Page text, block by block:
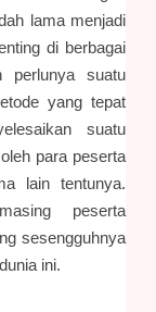
lama menjadi
di berbagai
perlunya suatu
yang tepat
suatu
para peserta
lain tentunya.
peserta
sesengguhnya
ini.